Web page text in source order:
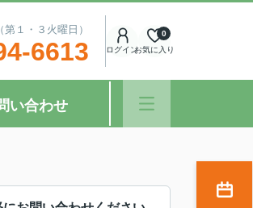
１・３火曜日）
6613 ログインお気に入り
0
い合わせ